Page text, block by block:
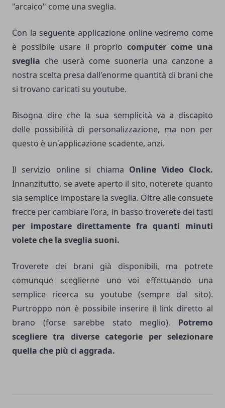
"arcaico" come una sveglia.
Con la seguente applicazione online vedremo come
è possibile usare il propriocomputer come una
sveglia che userà come suoneria una canzone a
nostra scelta presa dall'enorme quantità di brani che
si trovano caricati su youtube.
Bisogna dire che la sua semplicità va a discapito
delle possibilità di personalizzazione, ma non per
questo è un'applicazione scadente, anzi.
Il servizio online si chiama Online Video Clock.
Innanzitutto, se avete aperto il sito, noterete quanto
sia semplice impostare la sveglia. Oltre alle consuete
frecce per cambiare l'ora, in basso troverete dei tasti
per impostare direttamente fra quanti minuti
volete che la sveglia suoni.
Troverete dei brani già disponibili, ma potrete
comunque sceglierne uno voi effettuando una
semplice ricerca su youtube(sempre dal sito).
Purtroppo non è possibile inserire il link diretto al
brano (forse sarebbe stato meglio). Potremo
scegliere tra diverse categorie per selezionare
quella che più ci aggrada.